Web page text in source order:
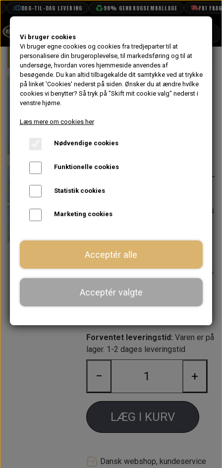
DAG-TIL-DAG LEVERING 98% GENBRUGSEMBALLAGE FRI FRAGT
BOOK TID
PROJEKTER
TEKNISK DATA
VANDPOLERING
Forside Mini Bremser For Hjul
På lager
Hjul Cylinder
> - Original
275,20 kr.
Varenummer: GWC126
0.9375" bore
Der sidder 2 stk. pr. hjul, men sælges
Pakning og nippel medfølger
Kan monteres på alle Mini'er fra
1964->, men stempel diameteren har
1964-1967. Ønsker du disse? Se
GWC102/GWC103
Forventet leveringstid: Varen er på
lager. 1-2 dages leveringstid
− +
LÆG I KURV
Dansk webshop, kundeservice
Vi bruger cookies
Vi bruger egne cookies og cookies fra tredjeparter til at
personalisere din brugeroplevelse, til markedsføring og til at
undersøge, hvordan vores hjemmeside anvendes af
besøgende. Du kan altid tilbagekalde dit samtykke ved at trykke
på linket 'Cookies' nederst på siden. Ønsker du at ændre hvilke
cookies vi benytter? Så tryk på "Skift mit cookie valg" nederst i
venstre hjørne.
Læs mere om cookies her
Nødvendige cookies
Funktionelle cookies
Statistik cookies
Marketing cookies
Acceptér alle
Acceptér valgte